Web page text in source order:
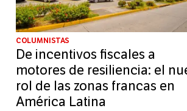
COLUMNISTAS
De incentivos fiscales a
motores de resiliencia: el
rol de las zonas francas en
América Latina